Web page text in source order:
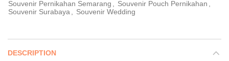
Souvenir Pernikahan Semarang , Souvenir Pouch Pernikahan ,
Souvenir Surabaya, Souvenir Wedding
DESCRIPTION